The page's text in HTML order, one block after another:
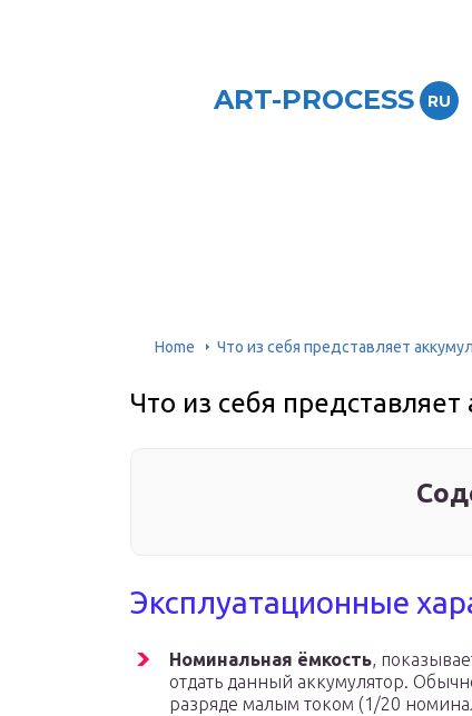
ART-PROCESS RU
Home Что из себя представляет
Что из себя
Эксплуатационные
Номинальная ёмкость,
отдать данный аккумулятор.
разряде малым током (1/20